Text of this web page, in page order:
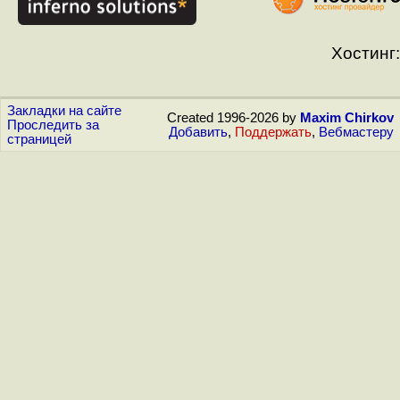
Хостинг:
Закладки на сайте
Проследить за
страницей
Created 1996-2026 by Maxim Chirkov
Добавить, Поддержать, Вебмастеру